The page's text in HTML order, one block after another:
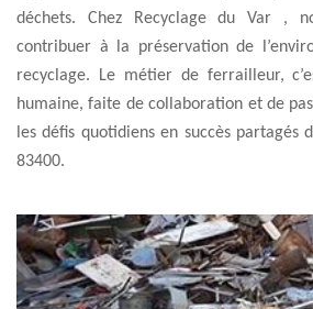
déchets. Chez Recyclage du Var ,
contribuer à la préservation de
recyclage. Le métier de ferrailleur,
humaine, faite de collaboration et de
les défis quotidiens en succès partagés
83400.